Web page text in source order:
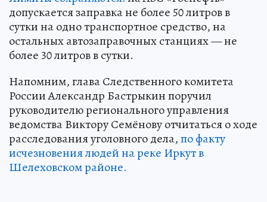
допускается заправка не более 50 литров в
сутки на одно транспортное средство, на
остальных автозаправочных станциях — не
более 30 литров в сутки.
Напомним, глава Следственного комитета
России Александр Бастрыкин поручил
руководителю регионального управления
ведомства Виктору Семёнову отчитаться о ходе
расследования уголовного дела,по факту
исчезновения людей на реке Иркут в
Шелеховском районе.